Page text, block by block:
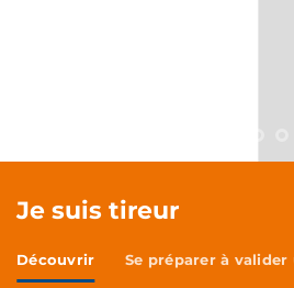
Je suis tireur
Découvrir Se préparer à valider